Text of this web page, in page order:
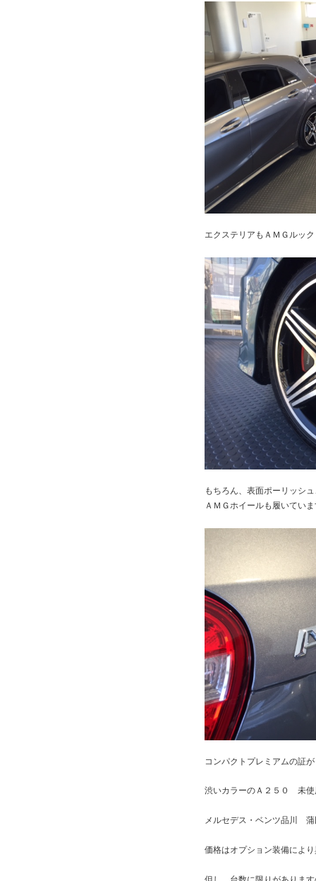
エクステリアもＡＭＧルック
もちろん、表面ポーリッシ
ＡＭＧホイールも履いてい
コンパクトプレミアムの証
渋いカラーのＡ２５０ 未使
メルセデス・ベンツ品川 蒲
価格はオプション装備によ